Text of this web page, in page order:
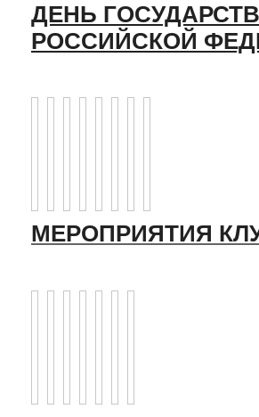
ДЕНЬ
РОССИЙСКОЙ
МЕРОПРИЯТИЯ